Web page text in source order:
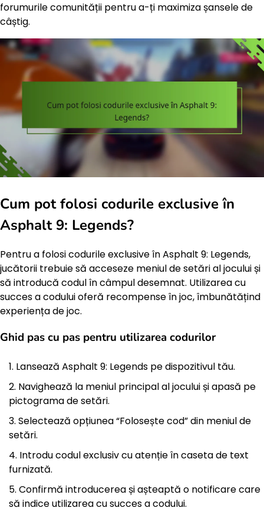
forumurile comunității pentru a-ți maximiza șansele de
câștig.
Cum pot folosi codurile exclusive în
Asphalt 9: Legends?
Pentru a folosi codurile exclusive în Asphalt 9: Legends,
jucătorii trebuie să acceseze meniul de setări al jocului și
să introducă codul în câmpul desemnat. Utilizarea cu
succes a codului oferă recompense în joc, îmbunătățind
experiența de joc.
Ghid pas cu pas pentru utilizarea codurilor
Lansează Asphalt 9: Legends pe dispozitivul tău.
Navighează la meniul principal al jocului și apasă pe
pictograma de setări.
Selectează opțiunea “Folosește cod” din meniul de
setări.
Introdu codul exclusiv cu atenție în caseta de text
furnizată.
Confirmă introducerea și așteaptă o notificare care
să indice utilizarea cu succes a codului.